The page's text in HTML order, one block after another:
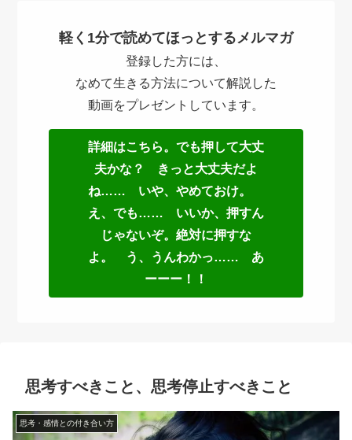
軽く1分で読めてほっとするメルマガ
登録した方には、
なめて生きる方法について解説した
動画をプレゼントしています。
詳細はこちら。でも押して大丈
夫かな？ きっと大丈夫だよ
ね…… いや、やめておけ。
え、でも…… いいか、押すん
じゃないぞ。絶対に押すな
よ。 う、うんわかっ…… あ
ーーー！！
思考すべきこと、思考停止すべきこと
思考・感情との付き合い方